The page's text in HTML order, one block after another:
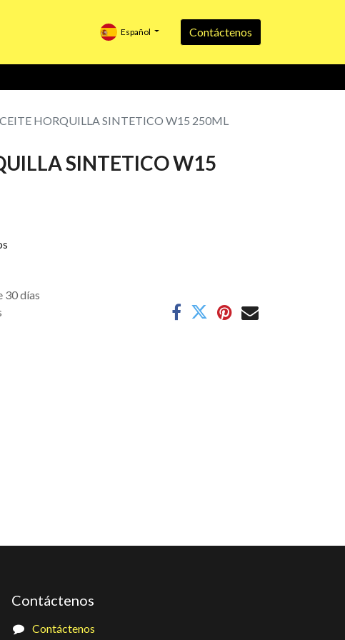
Español Contáctenos
HORQUILLA SINTETICO W15 250ML
SINTETICO W15
30 días
Contáctenos
Contáctenos